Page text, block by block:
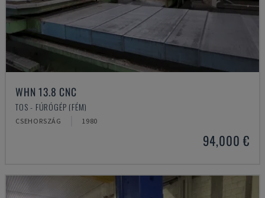
WHN 13.8 CNC
TOS - FÚRÓGÉP (FÉM)
CSEHORSZÁG 1980
94,000 €